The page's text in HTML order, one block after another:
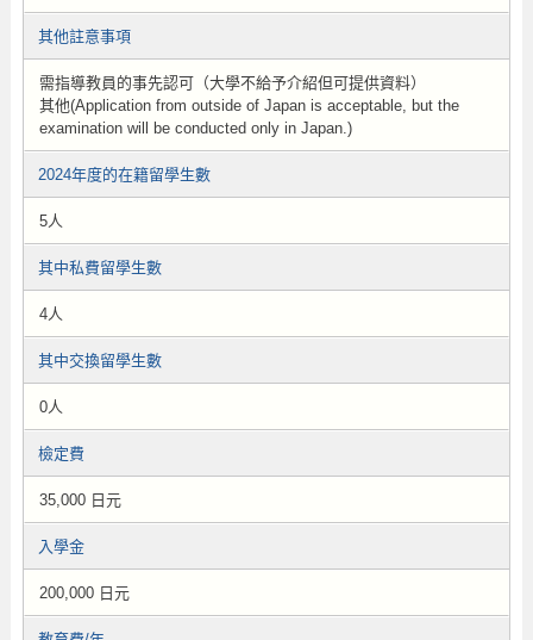
其他註意事項
需指導教員的事先認可（大學不給予介紹但可提供資料）
其他(Application from outside of Japan is acceptable, but the
examination will be conducted only in Japan.)
2024年度的在籍留學生數
5人
其中私費留學生數
4人
其中交換留學生數
0人
檢定費
35,000 日元
入學金
200,000 日元